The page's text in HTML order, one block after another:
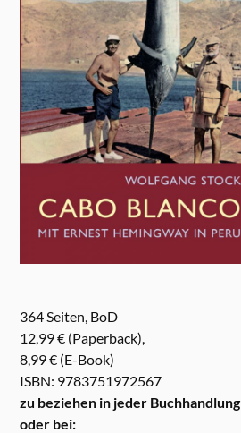
364 Seiten, BoD
12,99 € (Paperback),
8,99 € (E-Book)
ISBN: 9783751972567
zu beziehen in jeder Buchhandlung
oder bei: